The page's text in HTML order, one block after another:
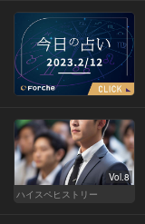
Vol.8
ハイスペヒストリー